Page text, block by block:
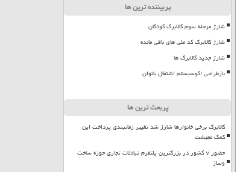
پربیننده ترین ها
شارژ مرحله سوم کالابرگ کودکان
شارژ کالابرگ کد ملی های باقی مانده
شارژ جدید کالابرگ ها
بازطراحی اکوسیستم اشتغال بانوان
پربحث ترین ها
کالابرگ برخی خانوارها شارژ شد تغییر زمانبندی پرداخت این
کمک معیشت
حضور ۷ کشور در بزرگترین پلتفرم تبادلات تجاری حوزه ساخت
وساز